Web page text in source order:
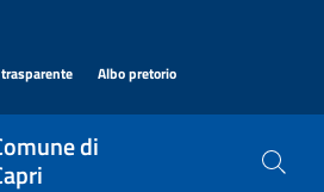
Albo pretorio
di